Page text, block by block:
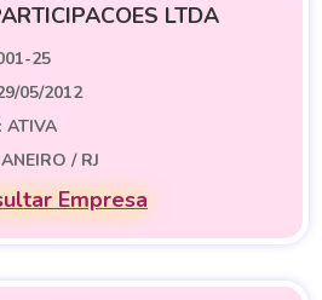
LTDA
25
05/2012
ATIVA
/ RJ
Empresa